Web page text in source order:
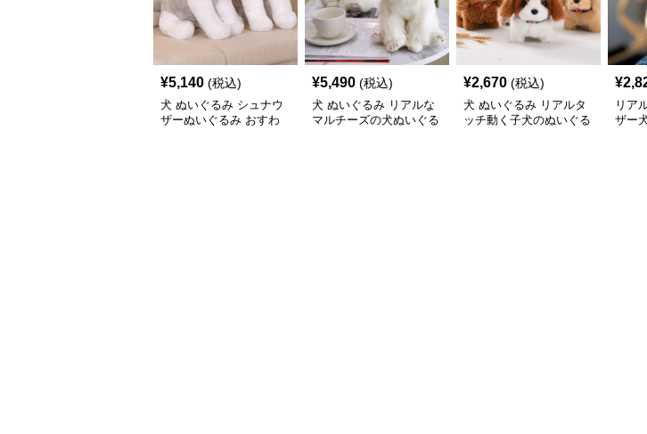
¥5,140 (税込)
犬 ぬいぐるみ シュナウ
ザーぬいぐるみ おすわ
¥5,490 (税込)
犬 ぬいぐるみ リアルな
マルチーズの犬ぬいぐる
¥2,670 (税込)
犬 ぬいぐるみ リアルタ
ッチ動く子犬のぬいぐる
¥
リア
ザー